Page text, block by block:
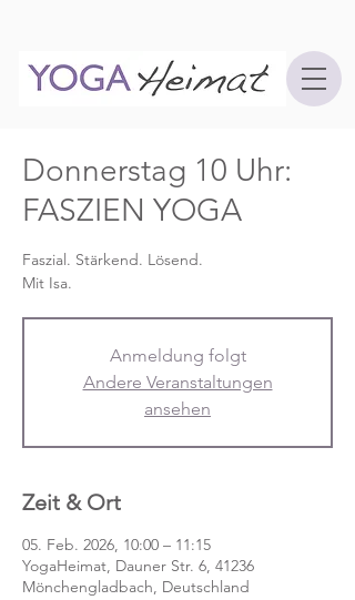
Donnerstag 10 Uhr:
FASZIEN YOGA
Faszial. Stärkend. Lösend.
Mit Isa.
Anmeldung folgt
Andere Veranstaltungen
ansehen
Zeit & Ort
05. Feb. 2026, 10:00 – 11:15
YogaHeimat, Dauner Str. 6, 41236
Mönchengladbach, Deutschland